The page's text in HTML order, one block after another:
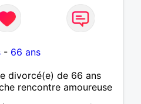
- 66 ans
divorcé(e) de 66 ans
rencontre amoureuse